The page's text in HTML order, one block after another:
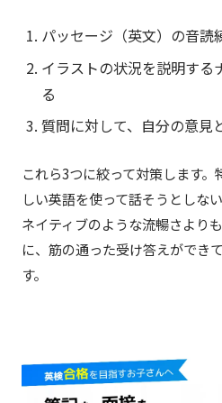
パッセージ（英文）の音読
イラストの状況を説明する
る
質問に対して、自分の意見
これら3つに絞って対策します
しい英語を使って話そうとしな
ネイティブのような流暢さより
に、筋の通った受け答えができ
す。